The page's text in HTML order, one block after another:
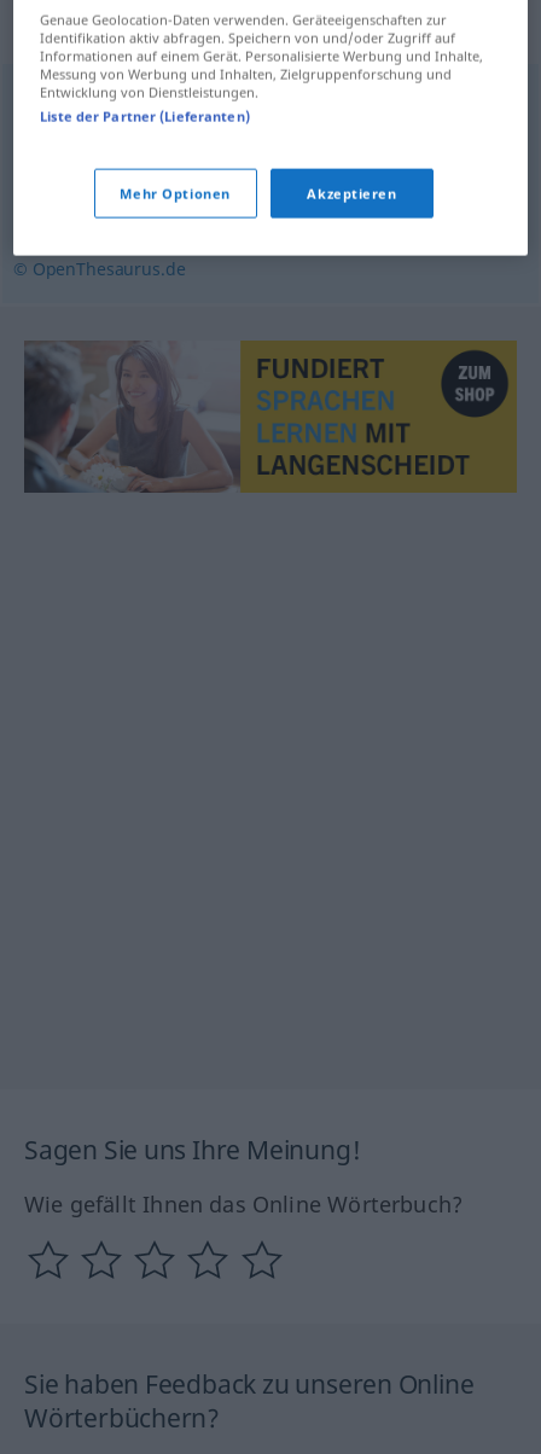
Synonyme für "Muffe"
Hülse,Manschette
Bedenken,Beklemmung,Angstgefühl,Bammel (ugs.)
Scheu,Befürchtung Sorge,Schiss (ugs.)
© OpenThesaurus.de
Sagen Sie uns Ihre Meinung!
Wie gefällt Ihnen das Online Wörterbuch?
Sie haben Feedback zu unseren Online
Wörterbüchern?
Genaue Geolocation-Daten verwenden. Geräteeigenschaften zur
Identifikation aktiv abfragen. Speichern von und/oder Zugriff auf
Informationen auf einem Gerät. Personalisierte Werbung und Inhalte,
Messung von Werbung und Inhalten, Zielgruppenforschung und
Entwicklung von Dienstleistungen.
Liste der Partner (Lieferanten)
Mehr Optionen Akzeptieren